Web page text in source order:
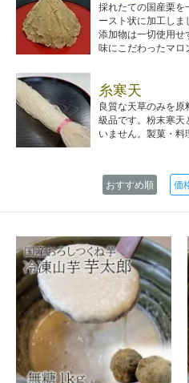
採れたての国産栗を
ースト状に加工しま
添加物は一切使用せ
味にこだわったマロ
糸寒天
良質な天草のみを
級品です。粉末寒天
いません。製菓・料
おすすめ順 価